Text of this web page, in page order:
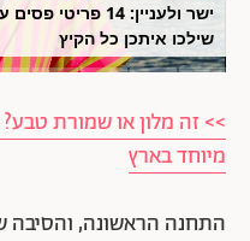
ישר ולעניין: 14
שילכו איתכן כל הקיץ
>> זה מלון או שמורת
מיוחד בארץ
התחנה הראשונה, והסיבה